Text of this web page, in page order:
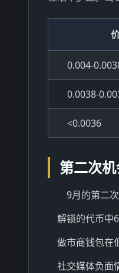
0.004-
0.0038-
<0.0036
第二次
9月的第二
解锁的代币中
做市商钱包在
社交媒体负面